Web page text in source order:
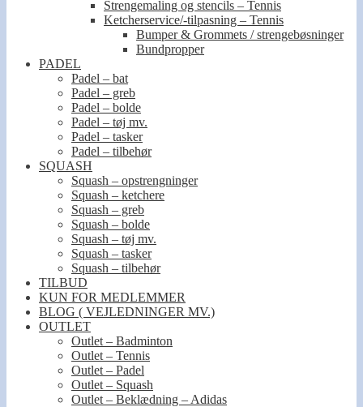
Strengemaling og stencils – Tennis
Ketcherservice/-tilpasning – Tennis
Bumper & Grommets / strengebøsninger
Bundpropper
PADEL
Padel – bat
Padel – greb
Padel – bolde
Padel – tøj mv.
Padel – tasker
Padel – tilbehør
SQUASH
Squash – opstrengninger
Squash – ketchere
Squash – greb
Squash – bolde
Squash – tøj mv.
Squash – tasker
Squash – tilbehør
TILBUD
KUN FOR MEDLEMMER
BLOG ( VEJLEDNINGER MV.)
OUTLET
Outlet – Badminton
Outlet – Tennis
Outlet – Padel
Outlet – Squash
Outlet – Beklædning – Adidas